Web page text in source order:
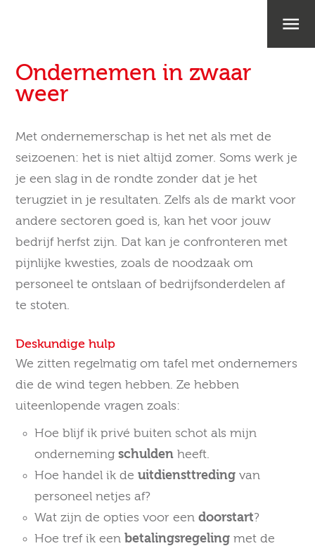
Ondernemen in zwaar
weer
Met ondernemerschap is het net als met de
seizoenen: het is niet altijd zomer. Soms werk je
je een slag in de rondte zonder dat je het
terugziet in je resultaten. Zelfs als de markt voor
andere sectoren goed is, kan het voor jouw
bedrijf herfst zijn. Dat kan je confronteren met
pijnlijke kwesties, zoals de noodzaak om
personeel te ontslaan of bedrijfsonderdelen af
te stoten.
Deskundige hulp
We zitten regelmatig om tafel met ondernemers
die de wind tegen hebben. Ze hebben
uiteenlopende vragen zoals:
Hoe blijf ik privé buiten schot als mijn
ondernemingschulden heeft.
Hoe handel ik deuitdiensttreding van
personeel netjes af?
Wat zijn de opties voor eendoorstart?
Hoe tref ik een betalingsregeling met de